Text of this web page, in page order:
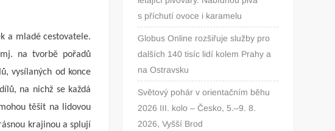
a mladé cestovatele.
na tvorbě pořadů
vysílaných od konce
na nichž se každá
těšit na lidovou
krajinou a splují
s příchutí ovoce i karamelu
Globus Online rozšiřuje služby pro
dalších 140 tisíc lidí kolem Prahy a
na Ostravsku
Světový pohár v orientačním běhu
2026 III. kolo – Česko, 5.–9. 8.
2026, Vyšší Brod